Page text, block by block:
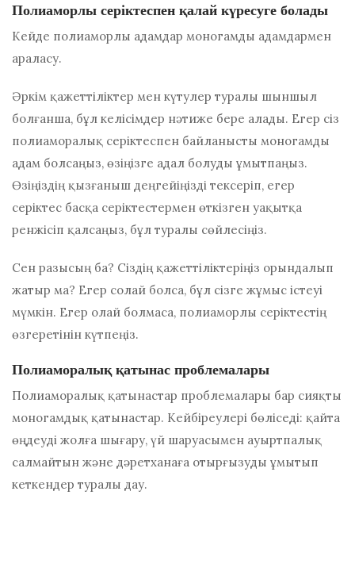
Полиаморлы серіктеспен қалай күресуге болады
Кейде полиаморлы адамдар моногамды адамдармен
араласу.
Әркім қажеттіліктер мен күтулер туралы шыншыл
болғанша, бұл келісімдер нәтиже бере алады. Егер сіз
полиаморалық серіктеспен байланысты моногамды
адам болсаңыз, өзіңізге адал болуды ұмытпаңыз.
Өзіңіздің қызғаныш деңгейіңізді тексеріп, егер
серіктес басқа серіктестермен өткізген уақытқа
ренжісіп қалсаңыз, бұл туралы сөйлесіңіз.
Сен разысың ба? Сіздің қажеттіліктеріңіз орындалып
жатыр ма? Егер солай болса, бұл сізге жұмыс істеуі
мүмкін. Егер олай болмаса, полиаморлы серіктестің
өзгеретінін күтпеңіз.
Полиаморалық қатынас проблемалары
Полиаморалық қатынастар проблемалары бар сияқты
моногамдық қатынастар. Кейбіреулері бөліседі: қайта
өңдеуді жолға шығару, үй шаруасымен ауыртпалық
салмайтын және дәретханаға отырғызуды ұмытып
кеткендер туралы дау.